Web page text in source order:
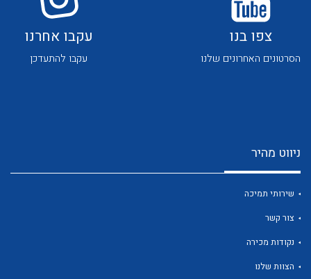
לכל מוצרי היצרן לכל מוצרי היצרן
לכל מוצרי היצרן
צפו בנו
הסרטונים האחרונים שלנו
עקבו אחרנו
עקבו להתעדכן
ניווט מהיר
שירותי תמיכה
צור קשר
נקודות מכירה
הצוות שלנו